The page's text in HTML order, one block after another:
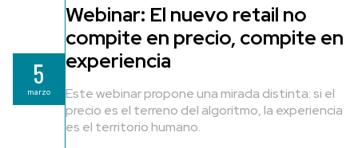
5
marzo
Webinar: El nuevo retail no
compite en precio, compite en
experiencia
Este webinar propone una mirada distinta: si el
precio es el terreno del algoritmo, la experiencia
es el territorio humano.